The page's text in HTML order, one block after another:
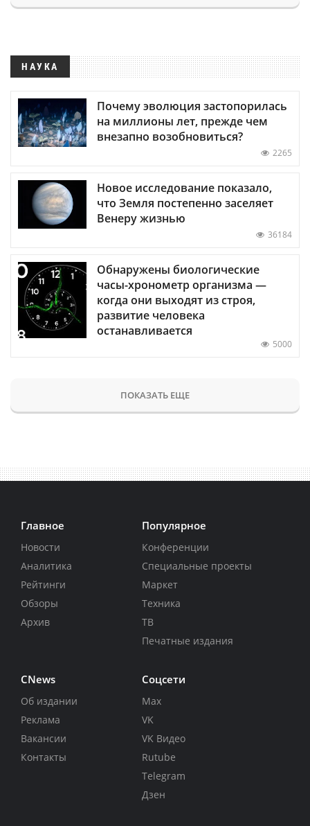
НАУКА
Почему эволюция застопорилась
на миллионы лет, прежде чем
внезапно возобновиться?
2265
Новое исследование показало,
что Земля постепенно заселяет
Венеру жизнью
36184
Обнаружены биологические
часы-хронометр организма —
когда они выходят из строя,
развитие человека
останавливается
5000
ПОКАЗАТЬ ЕЩЕ
Главное
Новости
Аналитика
Рейтинги
Обзоры
Архив
Популярное
Конференции
Специальные проекты
Маркет
Техника
ТВ
Печатные издания
CNews
Об издании
Реклама
Вакансии
Контакты
Соцсети
Max
VK
VK Видео
Rutube
Telegram
Дзен